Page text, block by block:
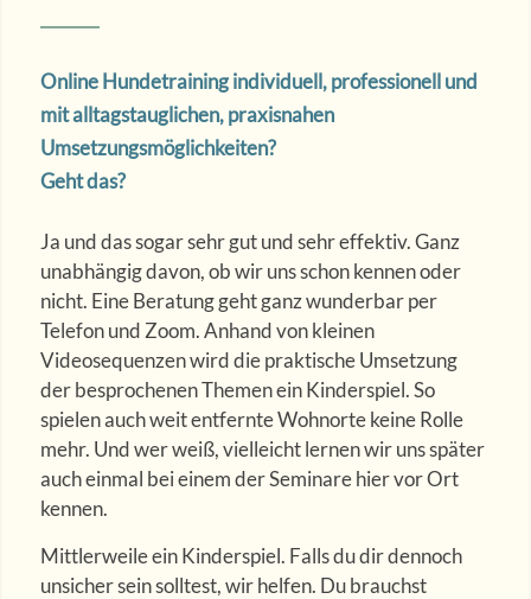
Online Hundetraining individuell, professionell und
mit alltagstauglichen, praxisnahen
Umsetzungsmöglichkeiten?
Geht das?
Ja und das sogar sehr gut und sehr effektiv. Ganz
unabhängig davon, ob wir uns schon kennen oder
nicht. Eine Beratung geht ganz wunderbar per
Telefon und Zoom. Anhand von kleinen
Videosequenzen wird die praktische Umsetzung
der besprochenen Themen ein Kinderspiel. So
spielen auch weit entfernte Wohnorte keine Rolle
mehr. Und wer weiß, vielleicht lernen wir uns später
auch einmal bei einem der Seminare hier vor Ort
kennen.
Mittlerweile ein Kinderspiel. Falls du dir dennoch
unsicher sein solltest, wir helfen. Du brauchst